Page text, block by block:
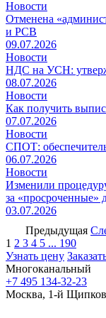
Новости
Отменена
и РСВ
09.07.2026
Новости
НДС на УСН:
08.07.2026
Новости
Как получить
07.07.2026
Новости
СПОТ:
06.07.2026
Новости
Изменили
за «просроченные»
03.07.2026
Предыдущая
1 2 3 4 5 ... 190
Узнать цену
Многоканальный
+7 495 134-32-23
Москва, 1-й